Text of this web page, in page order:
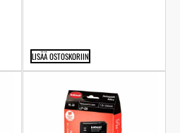
LISÄÄ OSTOSKORIIN